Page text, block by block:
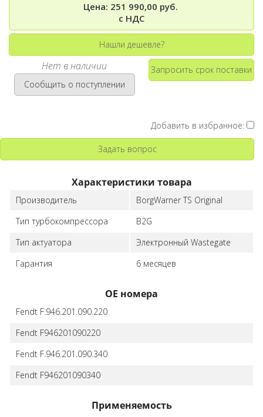
Цена: 251 990,00 руб.
с НДС
Нашли дешевле?
Запросить срок поставки
Нет в наличии
Сообщить о поступлении
Добавить в избранное:
Задать вопрос
Характеристики товара
Производитель
BorgWarner TS Original
Тип турбокомпрессора
B2G
Тип актуатора
Электронный Wastegate
Гарантия
6 месяцев
ОЕ номера
Fendt F.946.201.090.220
Fendt F946201090220
Fendt F.946.201.090.340
Fendt F946201090340
Применяемость